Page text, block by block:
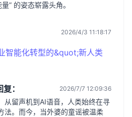
” 的姿态崭露头角。
2026/4/3 11:18:17
智能化转型的&quot;新人类
： 2026/7/7 12:09:36
从留声机到AI语音，人类始终在寻
法。而今，当外婆的童谣被温柔